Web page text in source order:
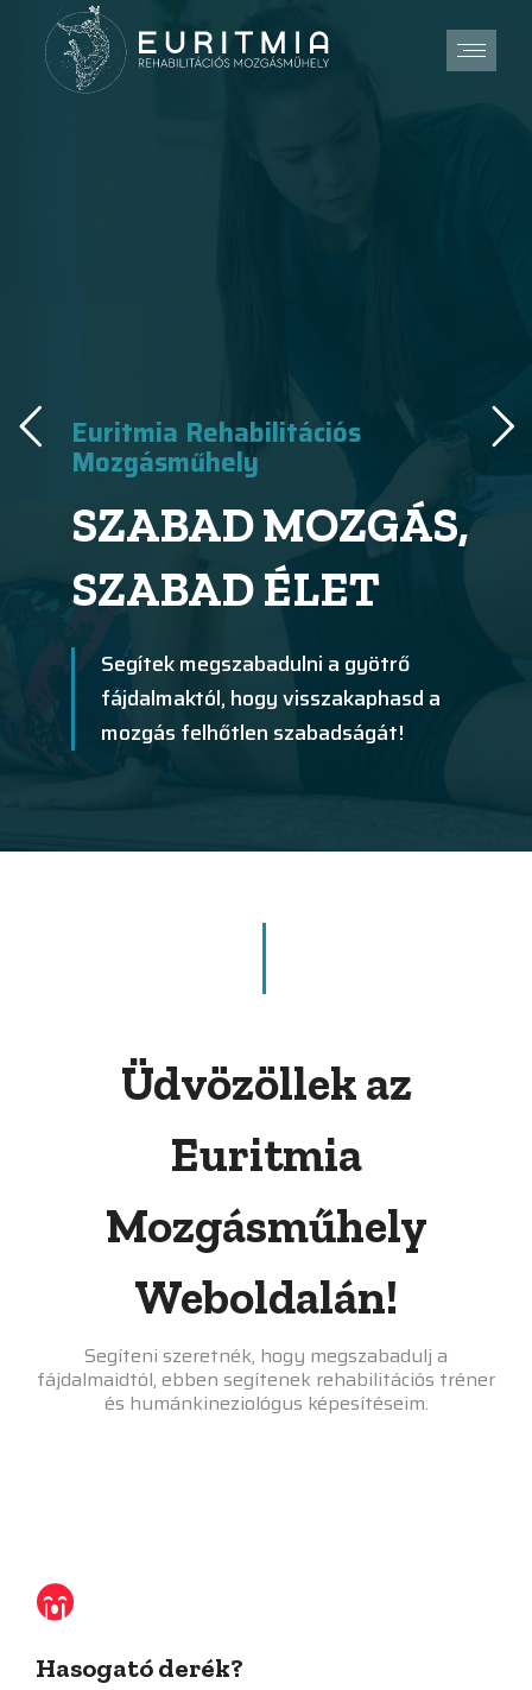
Euritmia Rehabilitációs
Mozgásműhely
SZABAD MOZGÁS,
SZABAD ÉLET
Segítek megszabadulni a gyötrő
fájdalmaktól, hogy visszakaphasd a
mozgás felhőtlen szabadságát!
Üdvözöllek az
Euritmia
Mozgásműhely
Weboldalán!
Segíteni szeretnék, hogy megszabadulj a
fájdalmaidtól, ebben segítenek rehabilitációs tréner
és humánkineziológus képesítéseim.
Hasogató derék?